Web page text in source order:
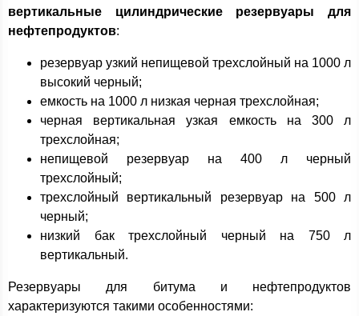
вертикальные цилиндрические резервуары для
нефтепродуктов:
резервуар узкий непищевой трехслойный на 1000 л
высокий черный;
емкость на 1000 л низкая черная трехслойная;
черная вертикальная узкая емкость на 300 л
трехслойная;
непищевой резервуар на 400 л черный
трехслойный;
трехслойный вертикальный резервуар на 500 л
черный;
низкий бак трехслойный черный на 750 л
вертикальный.
Резервуары для битума и нефтепродуктов
характеризуются такими особенностями: